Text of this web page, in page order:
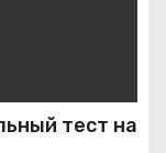
тест на